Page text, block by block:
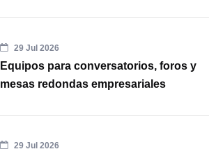
29 Jul 2026
Equipos para conversatorios, foros y
mesas redondas empresariales
29 Jul 2026